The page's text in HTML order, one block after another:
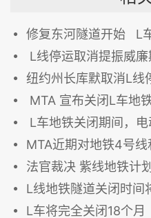
修复东河隧道开始 L
L线停运取消提振威
纽约州长库默取消L线
MTA 宣布关闭L车地
L车地铁关闭期间，电
MTA近期对地铁4号
法官裁决 紫线地铁计
L线地铁隧道关闭时间
L车将完全关闭18个月